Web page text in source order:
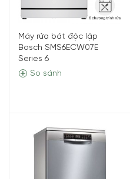
Máy rửa bát độc lập
Bosch SMS6ECW07E
Series 6
So sánh